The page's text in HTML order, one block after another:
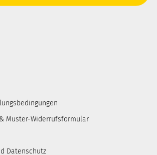
Muster-Widerrufsformular
Datenschutz